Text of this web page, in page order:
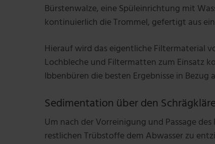
Bürstenwalze, eine Spüleinrichtung mit
kontinuierlich die Trommel, gefertigt aus
Hierauf wird das eigentliche Filtermaterial
Lochbleche und Filtermatten zum Einsatz
Ibbenbüren die besten Ergebnisse in
Sedimentation über den
Um nach der Vorreinigung und Passage
restlichen Trübstoffe dem Abwasser zu